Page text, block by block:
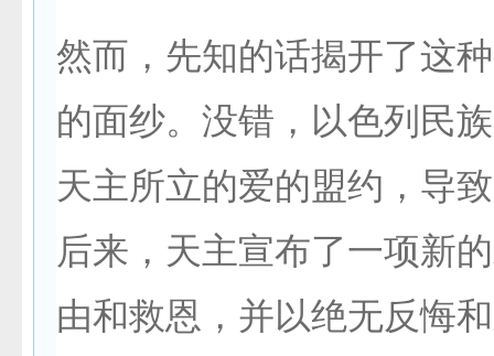
然而，先知的话揭开了这
的面纱。没错，以色列民
天主所立的爱的盟约，导
后来，天主宣布了一项新
由和救恩，并以绝无反悔